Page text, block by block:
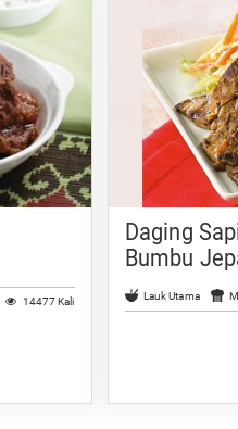
14477 Kali
Daging
Bumbu
Lauk Utama